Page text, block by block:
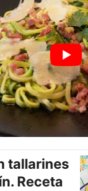
tallarines
Receta